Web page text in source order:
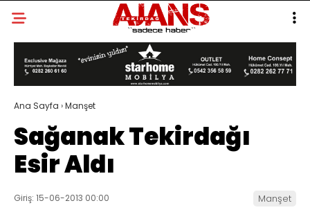
Ana Sayfa ›Manşet
Sağanak Tekirdağı
Esir Aldı
Giriş: 15-06-2013 00:00 Manşet